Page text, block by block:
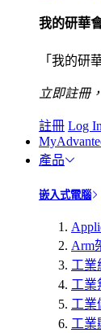
我的研華
「我的研
立即註冊
註冊 Log In
產品
嵌入式電腦
Arm
工業
工業
工業
工業